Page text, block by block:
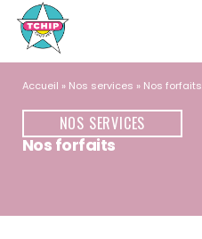
Accueil Nos services Nos forfaits
NOS SERVICES
Nos forfaits